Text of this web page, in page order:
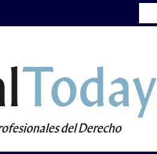
Today
del Derecho